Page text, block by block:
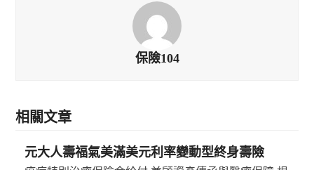
保險104
相關文章
元大人壽福氣美滿美元利率變動型終身壽險